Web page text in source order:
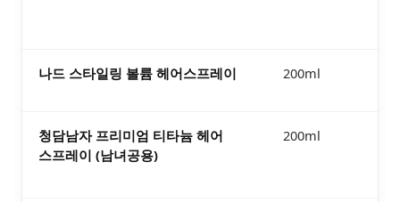
나드 스타일링 볼륨 헤어스프레이 200ml
청담남자 프리미엄 티타늄 헤어
스프레이 (남녀공용)
200ml